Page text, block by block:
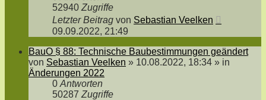
52940 Zugriffe
Letzter Beitrag von Sebastian Veelken
09.09.2022, 21:49
BauO § 88: Technische Baubestimmungen geändert
von Sebastian Veelken » 10.08.2022, 18:34 » in
Änderungen 2022
0 Antworten
50287 Zugriffe